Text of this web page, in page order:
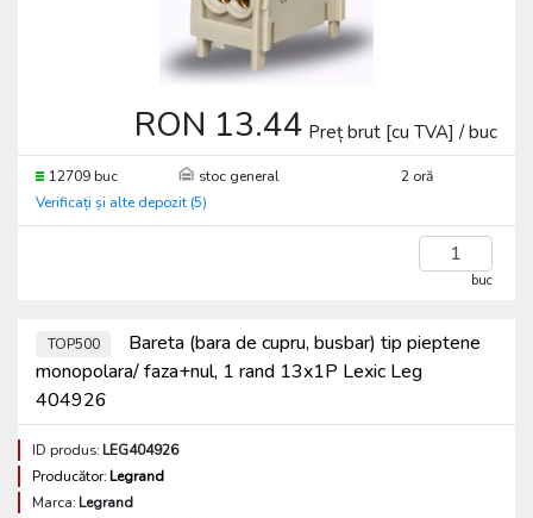
RON 13.44 Preț brut [cu TVA] / buc
12709 buc stoc general
2 oră
Verificați și alte depozit (5)
buc
TOP500
Bareta (bara de cupru, busbar) tip pieptene
monopolara/ faza+nul, 1 rand 13x1P Lexic Leg
404926
ID produs:LEG404926
Producător:Legrand
Marca:Legrand